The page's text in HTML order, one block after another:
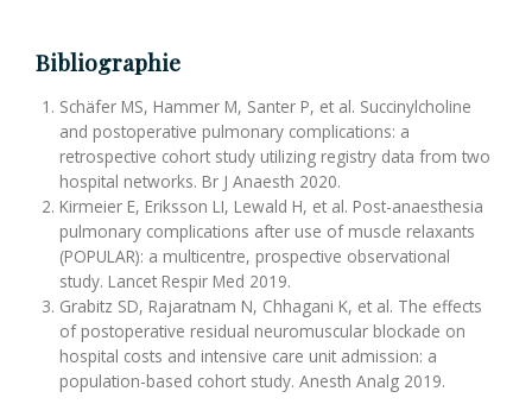
Bibliographie
Schäfer MS, Hammer M, Santer P, et al. Succinylcholine
and postoperative pulmonary complications: a
retrospective cohort study utilizing registry data from two
hospital networks. Br J Anaesth 2020.
Kirmeier E, Eriksson LI, Lewald H, et al. Post-anaesthesia
pulmonary complications after use of muscle relaxants
(POPULAR): a multicentre, prospective observational
study. Lancet Respir Med 2019.
Grabitz SD, Rajaratnam N, Chhagani K, et al. The effects
of postoperative residual neuromuscular blockade on
hospital costs and intensive care unit admission: a
population-based cohort study. Anesth Analg 2019.